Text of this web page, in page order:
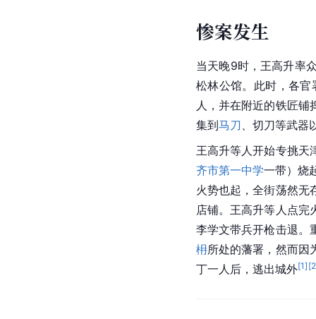
惨案发生
当天晚9时，王高升率
松林公馆。此时，各
人，并在附近的铁匠
集到马刀 、切刀等武
王高升等人开始专挑天
齐市第一中学一带）烧
火势也起，全街荡然无
店铺。 王高升等人点完
李学文带兵开枪击退。
枏所处的藩署，然而因
丁一人后，逃出城外[1] [2